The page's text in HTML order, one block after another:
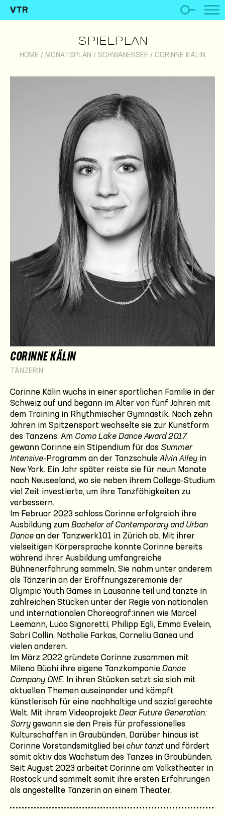
VTR
SPIELPLAN
HOME / MONATSPLAN / SCHWANENSEE / CORINNE KÄLIN
CORINNE KÄLIN
TÄNZERIN
Corinne Kälin wuchs in einer sportlichen Familie in der
Schweiz auf und begann im Alter von fünf Jahren mit
dem Training in Rhythmischer Gymnastik. Nach zehn
Jahren im Spitzen­sport wechselte sie zur Kunstform
des Tanzens. Am Como Lake Dance Award 2017
gewann Corinne ein Stipendium für das Summer
Intensive-Programm an der TanzschuleAlvin Ailey in
New York. Ein Jahr später reiste sie für neun Monate
nach Neuseeland, wo sie neben ihrem College-Studium
viel Zeit investierte, um ihre Tanzfähigkeiten zu
verbessern.
Im Februar 2023 schloss Corinne erfolgreich ihre
Ausbildung zum Bachelor of Contemporary and Urban
Dance an der Tanzwerk101 in Zürich ab. Mit ihrer
vielseitigen Körpersprache konnte Corinne bereits
während ihrer Ausbildung umfangreiche
Bühnenerfahrung sammeln. Sie nahm unter anderem
als Tänzerin an der Eröffnungszeremonie der
Olympic Youth Games in Lausanne teil und tanzte in
zahlreichen Stücken unter der Regie von nationalen
und internationalen Choreograf:innen wie Marcel
Leemann, Luca Signoretti, Philipp Egli, Emma Evelein,
Sabri Collin, Nathalie Farkas, Corneliu Ganea und
vielen anderen.
Im März 2022 gründete Corinne zusammen mit
Milena Büchi ihre eigene Tanzkompanie Dance
Company ONE. In ihren Stücken setzt sie sich mit
aktuellen Themen auseinander und kämpft
künstlerisch für eine nachhaltige und sozial gerechte
Welt. Mit ihrem Videoprojekt Dear Future Generation:
Sorry gewann sie den Preis für professionelles
Kulturschaffen in Graubünden. Darüber hinaus ist
Corinne Vorstandsmitglied bei chur tanzt und fördert
somit aktiv das Wachstum des Tanzes in Graubünden.
Seit August 2023 arbeitet Corinne am Volkstheater in
Rostock und sammelt somit ihre ersten Erfahrungen
als angestellte Tänzerin an einem Theater.